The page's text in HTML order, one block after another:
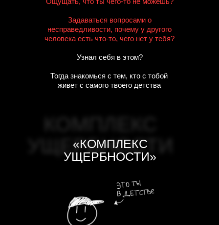
Задаваться вопросами о
несправедливости, почему у другого
человека есть что-то, чего нет у тебя?
Узнал себя в этом?
Тогда знакомься с тем, кто с тобой
живет с самого твоего детства
УЩЕРБНОСТИ
«КОМПЛЕКС
УЩЕРБНОСТИ»